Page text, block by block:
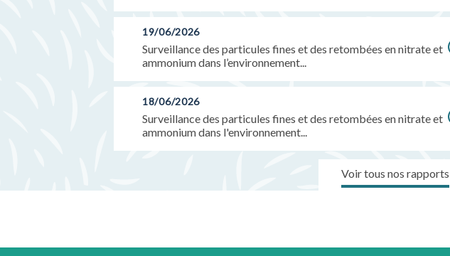
19/06/2026
Surveillance des particules fines et des retombées en nitrate et
ammonium dans l’environnement...
18/06/2026
Surveillance des particules fines et des retombées en nitrate et
ammonium dans l'environnement...
Voir tous nos rapports